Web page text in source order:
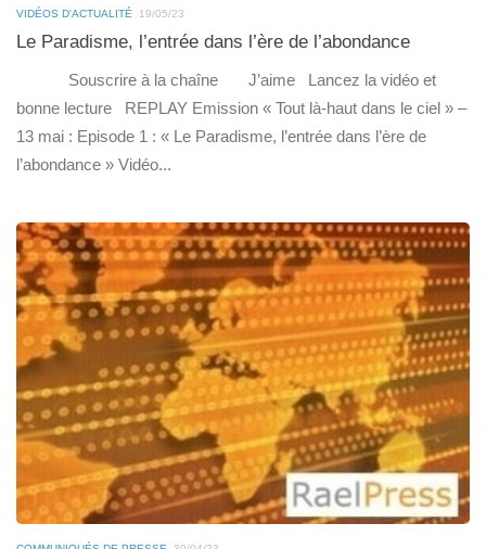
VIDÉOS D'ACTUALITÉ 19/05/23
Le Paradisme, l’entrée dans l’ère de l’abondance
Souscrire à la chaîne J’aime Lancez la vidéo et
bonne lecture REPLAY Emission « Tout là-haut dans le ciel » –
13 mai : Episode 1 : « Le Paradisme, l’entrée dans l’ère de
l’abondance » Vidéo...